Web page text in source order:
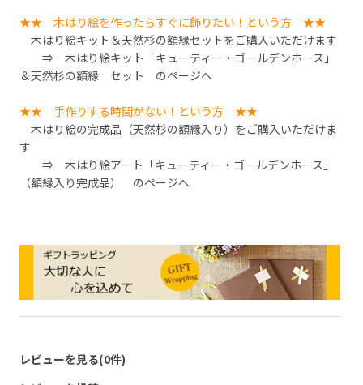
★★ 木はり絵を作ったらすぐに飾りたい！という方 ★★
木はり絵キット＆天然杉の額縁セットをご購入いただけます
⇒木はり絵キット「キューティー・ゴールデンホース」
＆天然杉の額縁 セット
のページへ
★★ 手作りする時間がない！という方 ★★
木はり絵の完成品（天然杉の額縁入り）をご購入いただけま
す
⇒木はり絵アート「キューティー・ゴールデンホース」
（額縁入り完成品）
のページへ
レビューを見る(0件)